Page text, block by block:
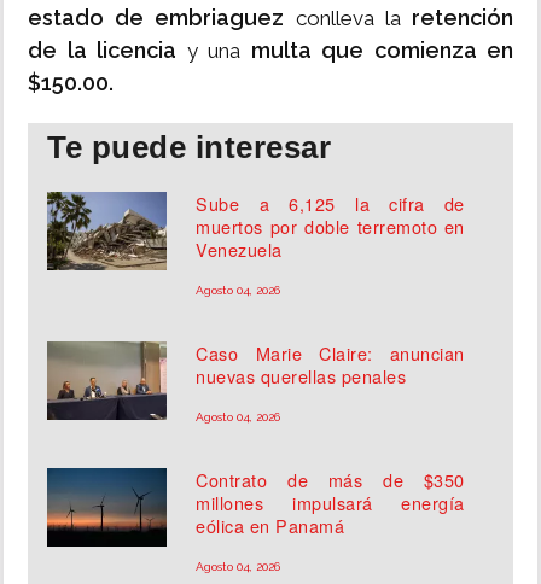
estado de embriaguez conlleva la retención
de la licencia y una multa que comienza en
$150.00.
Te puede interesar
Sube a 6,125 la cifra de
muertos por doble terremoto en
Venezuela
Agosto 04, 2026
Caso Marie Claire: anuncian
nuevas querellas penales
Agosto 04, 2026
Contrato de más de $350
millones impulsará energía
eólica en Panamá
Agosto 04, 2026